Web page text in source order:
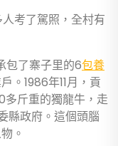
考了駕照，全村有
包了寨子里的6包養
。1986年11月，貢
多斤重的獨龍牛，走
縣政府。這個頭腦
。